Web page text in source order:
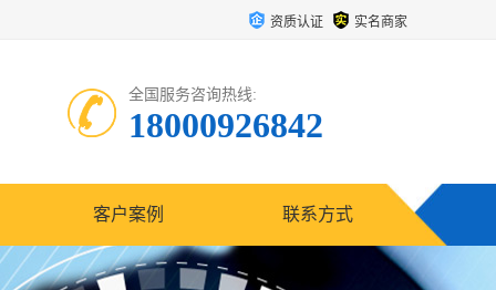
资质认证 实名商家
全国服务咨询热线:
18000926842
客户案例 联系方式